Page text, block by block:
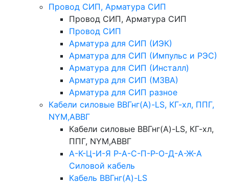
Провод СИП, Арматура СИП
Провод СИП, Арматура СИП
Провод СИП
Арматура для СИП (ИЭК)
Арматура для СИП (Импульс и РЭС)
Арматура для СИП (Инсталл)
Арматура для СИП (МЗВА)
Арматура для СИП разное
Кабели силовые ВВГнг(А)-LS, КГ-хл, ППГ,
NYM,АВВГ
Кабели силовые ВВГнг(А)-LS, КГ-хл,
ППГ, NYM,АВВГ
А-К-Ц-И-Я Р-А-С-П-Р-О-Д-А-Ж-А
Силовой кабель
Кабель ВВГнг(А)-LS